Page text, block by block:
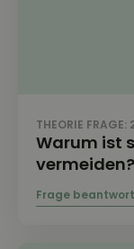
THEORIE
Warum ist
vermeiden?